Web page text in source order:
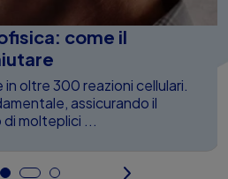
come il
oltre 300 reazioni cellulari.
assicurando il
molteplici ...